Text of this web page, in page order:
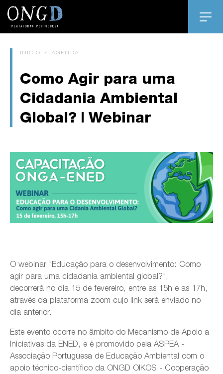
INÍCIO / AGENDA
Como Agir para uma
Cidadania Ambiental
Global? | Webinar
O webinar "Educação para o desenvolvimento: Como
agir para uma cidadania ambiental global?",
decorrerá no dia 15 de fevereiro, entre as 15h e as 17h,
através da plataforma zoom cujo link será enviado no
dia anterior.
Este evento ocorre no âmbito do Mecanismo de Apoio a
Iniciativas da ENED, e é promovido pela ASPEA -
Associação Portuguesa de Educação Ambiental com o
apoio técnico-científico da ONGD OIKOS - Cooperação